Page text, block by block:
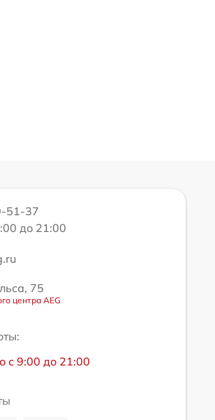
51-37
до 21:00
75
центра AEG
с 9:00 до 21:00